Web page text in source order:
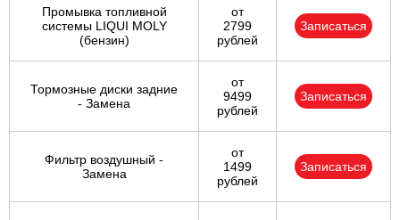
Промывка топливной
системы LIQUI MOLY
(бензин)
от
2799
рублей
Записаться
Тормозные диски задние
- Замена
от
9499
рублей
Записаться
Фильтр воздушный -
Замена
от
1499
рублей
Записаться